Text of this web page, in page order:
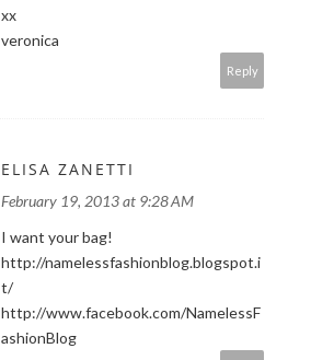
xx
veronica
Reply
ELISA ZANETTI
February 19, 2013 at 9:28 AM
I want your bag!
http://namelessfashionblog.blogspot.i
t/
http://www.facebook.com/NamelessF
ashionBlog